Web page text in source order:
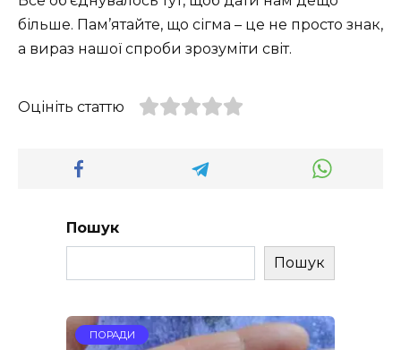
більше. Пам’ятайте, що сігма – це не просто знак,
а вираз нашої спроби зрозуміти світ.
Оцініть статтю
Пошук
Пошук
ПОРАДИ